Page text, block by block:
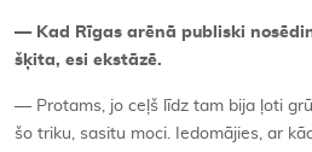
— Kad Rīgas arēnā publiski
šķita, esi ekstāzē.
— Protams, jo ceļš līdz tam bija ļoti
šo triku, sasitu moci. Iedomājies, ar